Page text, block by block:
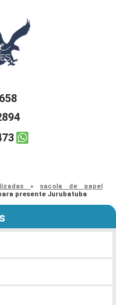
»sacola de papel
presente Jurubatuba